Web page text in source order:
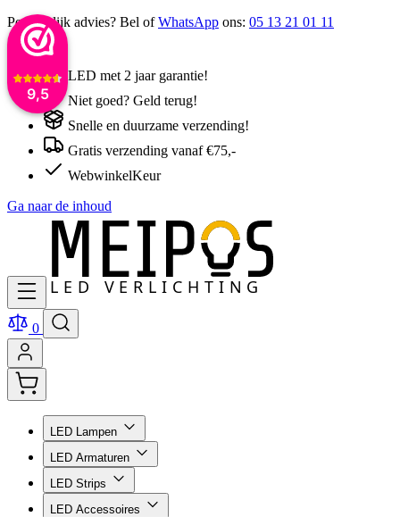
9,5
Persoonlijk advies? Bel ofWhatsApp ons: 05 13 21 01 11
LED met 2 jaar garantie!
Niet goed? Geld terug!
Snelle en duurzame verzending!
Gratis verzending vanaf €75,-
WebwinkelKeur
Ga naar de inhoud
0
LED Lampen
LED Armaturen
LED Strips
LED Accessoires